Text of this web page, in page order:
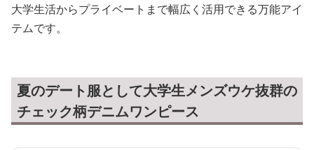
大学生活からプライベートまで幅広く活用できる万能アイ
テムです。
夏のデート服として大学生メンズウケ抜群の
チェック柄デニムワンピース